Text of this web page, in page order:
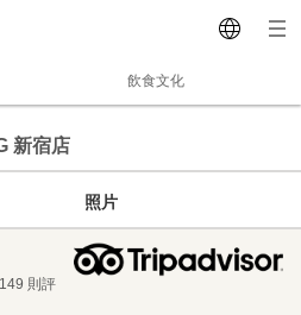
飲食文化
新宿店
照片
則評